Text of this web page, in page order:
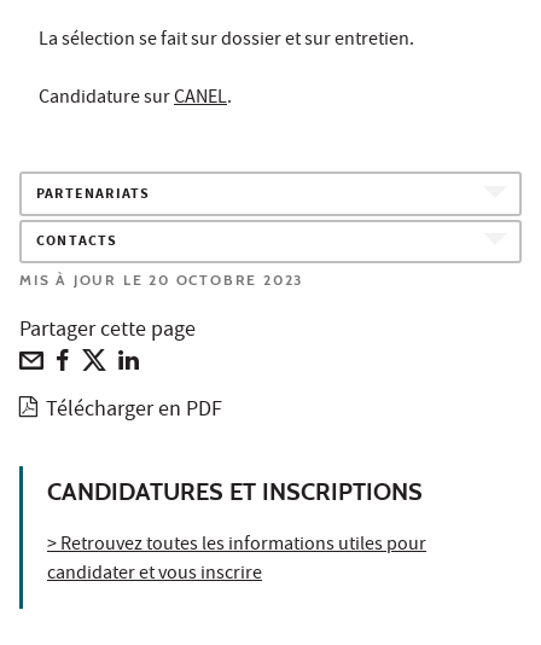
La sélection se fait sur dossier et sur entretien.
Candidature surCANEL.
PARTENARIATS
CONTACTS
MIS À JOUR LE 20 OCTOBRE 2023
Partager cette page
Télécharger en PDF
CANDIDATURES ET INSCRIPTIONS
> Retrouvez toutes les informations utiles pour
candidater et vous inscrire